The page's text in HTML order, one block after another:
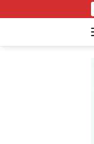
ke
: Gerindra Kuat